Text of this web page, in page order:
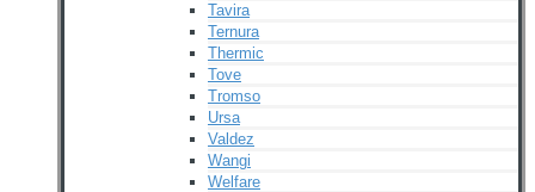
Tavira
Ternura
Thermic
Tove
Tromso
Ursa
Valdez
Wangi
Welfare